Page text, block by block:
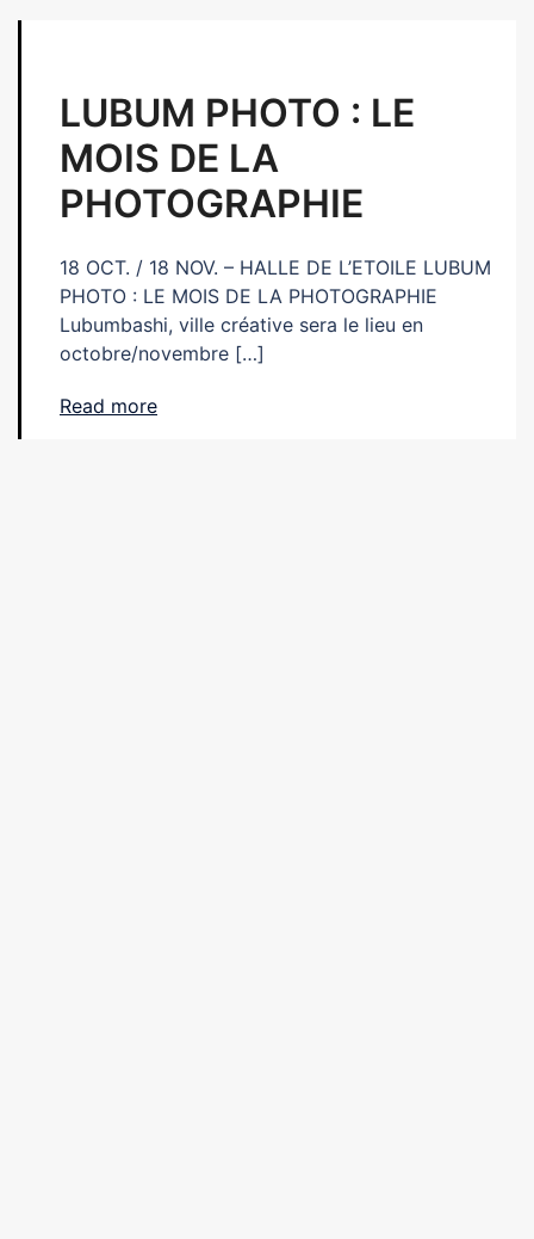
LUBUM PHOTO : LE
MOIS DE LA
PHOTOGRAPHIE
18 OCT. / 18 NOV. – HALLE DE L’ETOILE LUBUM
PHOTO : LE MOIS DE LA PHOTOGRAPHIE
Lubumbashi, ville créative sera le lieu en
octobre/novembre […]
Read more